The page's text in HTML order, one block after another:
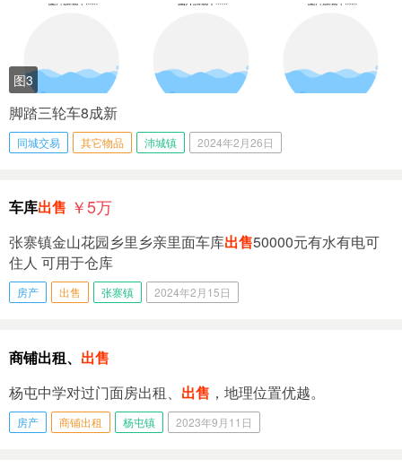
图3
脚踏三轮车8成新
同城交易 其它物品 沛城镇 2024年2月26日
车库出售 ￥5万
张寨镇金山花园乡里乡亲里面车库出售50000元有水有电可
住人 可用于仓库
房产 出售 张寨镇 2024年2月15日
商铺出租、 出售
杨屯中学对过门面房出租、 出售 ，地理位置优越。
房产 商铺出租 杨屯镇 2023年9月11日